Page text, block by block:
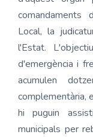
comandaments
Local, la
l'Estat.
d'emergència i
acumulen
complementària,
hi puguin
municipals per